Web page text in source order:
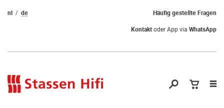
Häufig gestellte Fragen
nl
de
Kontaktoder App via WhatsApp